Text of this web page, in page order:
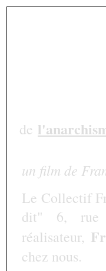
de
un film de
Le Collectif
dit" 6, rue
réalisateur,
chez nous.